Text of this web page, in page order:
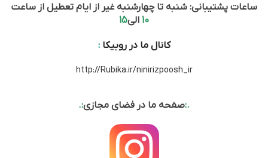
ساعات پشتیبانی: شنبه تا چهارشنبه غیر از ایام تعطیل از ساعت
10 الی15
کانال ما در روبیکا:
http://Rubika.ir/ninirizpoosh_ir
.:صفحه ما در فضای مجازی:.